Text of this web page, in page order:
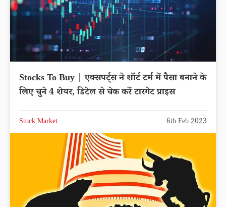
Stocks To Buy | एक्सपर्ट्स ने शॉर्ट टर्म में पैसा बनाने के
लिए चुने 4 शेयर, डिटेल से चेक करें टारगेट प्राइस
Stock Market 6th Feb 2023